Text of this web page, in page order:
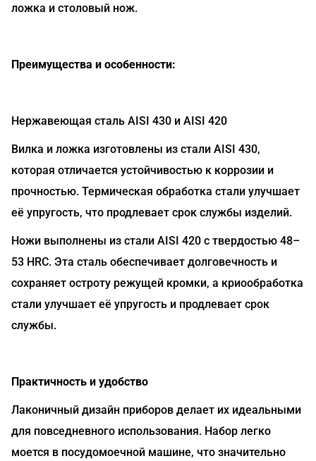
ложка и столовый нож.
Преимущества и особенности:
Нержавеющая сталь AISI 430 и AISI 420
Вилка и ложка изготовлены из стали AISI 430,
которая отличается устойчивостью к коррозии и
прочностью. Термическая обработка стали улучшает
её упругость, что продлевает срок службы изделий.
Ножи выполнены из стали AISI 420 с твердостью 48–
53 HRC. Эта сталь обеспечивает долговечность и
сохраняет остроту режущей кромки, а криообработка
стали улучшает её упругость и продлевает срок
службы.
Практичность и удобство
Лаконичный дизайн приборов делает их идеальными
для повседневного использования. Набор легко
моется в посудомоечной машине, что значительно